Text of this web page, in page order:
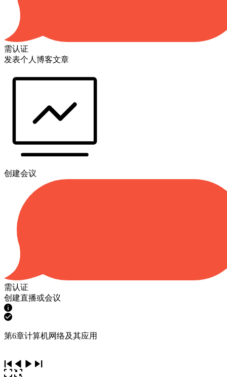
需认证
发表个人博客文章
创建会议
需认证
创建直播或会议
第6章计算机网络及其应用